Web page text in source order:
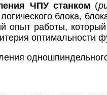
ЧПУ станком (
блока,
опыт работы,
оптимальности